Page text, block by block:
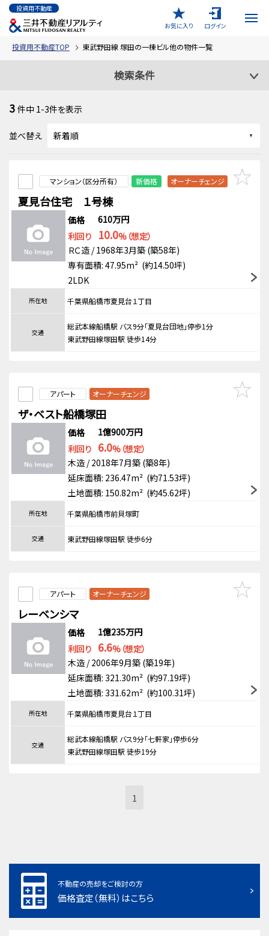
投資用不動産
お気に入り
ログイン
投資用不動産TOP 東武野田線 塚田の一棟ビル他の物件一覧
検索条件
3 件中 1-3件を表示
並べ替え
マンション（区分所有） 新価格 オーナーチェンジ
夏見台住宅 １号棟
価格
610万円
利回り
10.0%（想定）
ＲＣ造 / 1968年3月築 (築58年)
専有面積: 47.95m² (約14.50坪)
2LDK
所在地 千葉県船橋市夏見台１丁目
交通
総武本線船橋駅 バス9分「夏見台団地」停歩1分
東武野田線塚田駅 徒歩14分
アパート オーナーチェンジ
ザ・ベスト船橋塚田
価格
1億900万円
利回り 6.0%（想定）
木造 / 2018年7月築 (築8年)
延床面積: 236.47m² (約71.53坪)
土地面積: 150.82m² (約45.62坪)
所在地 千葉県船橋市前貝塚町
交通 東武野田線塚田駅 徒歩6分
アパート オーナーチェンジ
レーベンシマ
価格
1億235万円
利回り 6.6%（想定）
木造 / 2006年9月築 (築19年)
延床面積: 321.30m² (約97.19坪)
土地面積: 331.62m² (約100.31坪)
所在地 千葉県船橋市夏見台１丁目
交通
総武本線船橋駅 バス9分「七軒家」停歩6分
東武野田線塚田駅 徒歩19分
1
不動産の売却をご検討の方
価格査定（無料）はこちら